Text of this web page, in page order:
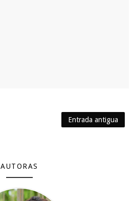
Entrada antigua
AUTORAS